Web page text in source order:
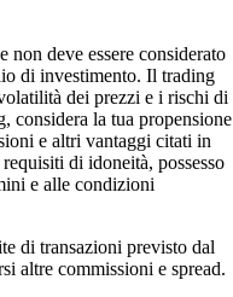
non deve essere considerato
di investimento. Il trading
dei prezzi e i rischi di
considera la tua propensione
e altri vantaggi citati in
di idoneità, possesso
e alle condizioni
di transazioni previsto dal
altre commissioni e spread.